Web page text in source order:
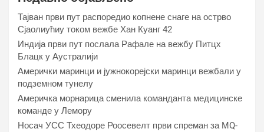
Тајван први пут распоредио копнене снаге на острво
Сјаолиућиу током вежбе Хан Куанг 42
Индија први пут послала Рафале на вежбу Питцх
Блацк у Аустралији
Амерички маринци и јужнокорејски маринци вежбали у
подземном тунелу
Америчка морнарица сменила команданта медицинске
команде у Лемору
Носач УСС Тхеодоре Роосевелт први спреман за МQ-